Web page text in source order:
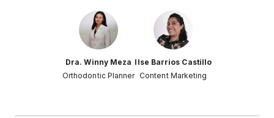
Dra. Winny Meza
Orthodontic Planner
Ilse Barrios Castillo
Content Marketing